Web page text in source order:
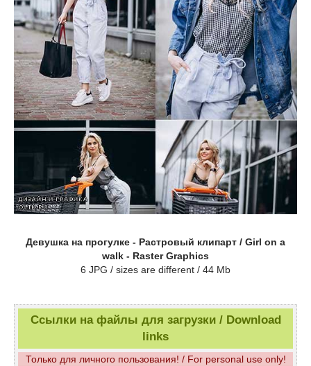
Девушка на прогулке - Растровый клипарт / Girl on a
walk - Raster Graphics
6 JPG / sizes are different / 44 Mb
Ссылки на файлы для загрузки / Download
links
Только для личного пользования! / For personal use only!